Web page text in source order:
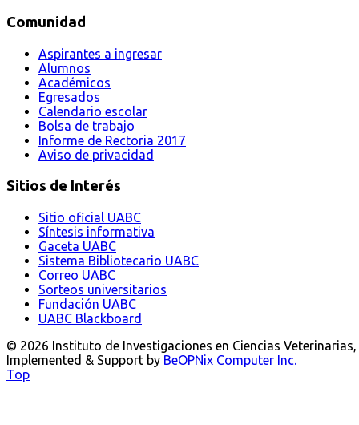
Comunidad
Aspirantes a ingresar
Alumnos
Académicos
Egresados
Calendario escolar
Bolsa de trabajo
Informe de Rectoria 2017
Aviso de privacidad
Sitios de Interés
Sitio oficial UABC
Síntesis informativa
Gaceta UABC
Sistema Bibliotecario UABC
Correo UABC
Sorteos universitarios
Fundación UABC
UABC Blackboard
© 2026 Instituto de Investigaciones en Ciencias Veterinarias,
Implemented & Support by BeOPNix Computer Inc.
Top